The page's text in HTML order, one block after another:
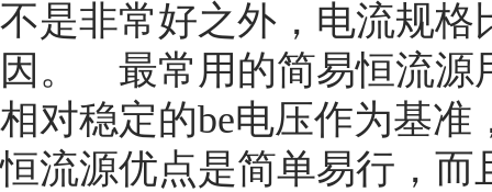
不是非常好之外，电流规
因。 最常用的简易恒流源
相对稳定的be电压作为基准
恒流源优点是简单易行，